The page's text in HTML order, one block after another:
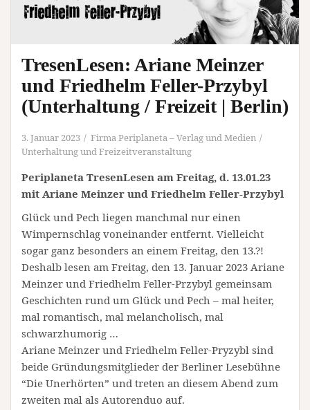
TresenLesen: Ariane Meinzer
und Friedhelm Feller-Przybyl
(Unterhaltung / Freizeit | Berlin)
3. Januar 2023
Firma Periplaneta – Verlag und Medien
Unterhaltung und Freizeitveranstaltung
Periplaneta TresenLesen am Freitag, d. 13.01.23
mit Ariane Meinzer und Friedhelm Feller-Przybyl
Glück und Pech liegen manchmal nur einen
Wimpernschlag voneinander entfernt. Vielleicht
sogar ganz besonders an einem Freitag, den 13.?!
Deshalb lesen am Freitag, den 13. Januar 2023 Ariane
Meinzer und Friedhelm Feller-Przybyl gemeinsam
Geschichten rund um Glück und Pech – mal heiter,
mal romantisch, mal melancholisch, mal
schwarzhumorig …
Ariane Meinzer und Friedhelm Feller-Pryzybl sind
beide Gründungsmitglieder der Berliner Lesebühne
“Die Unerhörten” und treten an diesem Abend zum
zweiten mal als Autorenduo auf.